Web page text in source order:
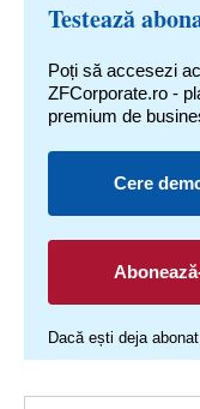
Testează
Poți să accesezi
ZFCorporate.ro -
premium de
Cere
Dacă ești deja